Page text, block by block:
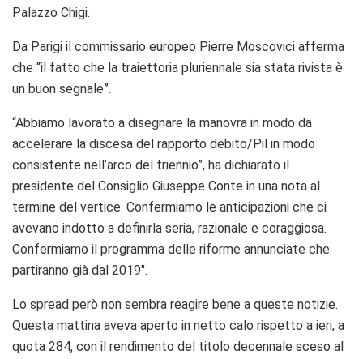
Palazzo Chigi.
Da Parigi il commissario europeo Pierre Moscovici afferma
che “il fatto che la traiettoria pluriennale sia stata rivista è
un buon segnale”.
“Abbiamo lavorato a disegnare la manovra in modo da
accelerare la discesa del rapporto debito/Pil in modo
consistente nell’arco del triennio”, ha dichiarato il
presidente del Consiglio Giuseppe Conte in una nota al
termine del vertice. Confermiamo le anticipazioni che ci
avevano indotto a definirla seria, razionale e coraggiosa.
Confermiamo il programma delle riforme annunciate che
partiranno già dal 2019″.
Lo spread però non sembra reagire bene a queste notizie.
Questa mattina aveva aperto in netto calo rispetto a ieri, a
quota 284, con il rendimento del titolo decennale sceso al